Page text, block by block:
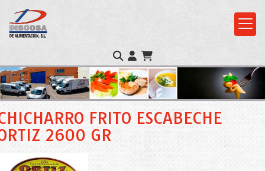
FRITO ESCABECHE
2600 GR